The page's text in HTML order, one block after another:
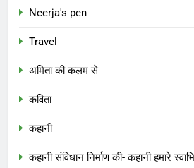
Neerja's pen
Travel
अमिता की कलम से
कविता
कहानी
कहानी संविधान निर्माण की- कहानी हमारे